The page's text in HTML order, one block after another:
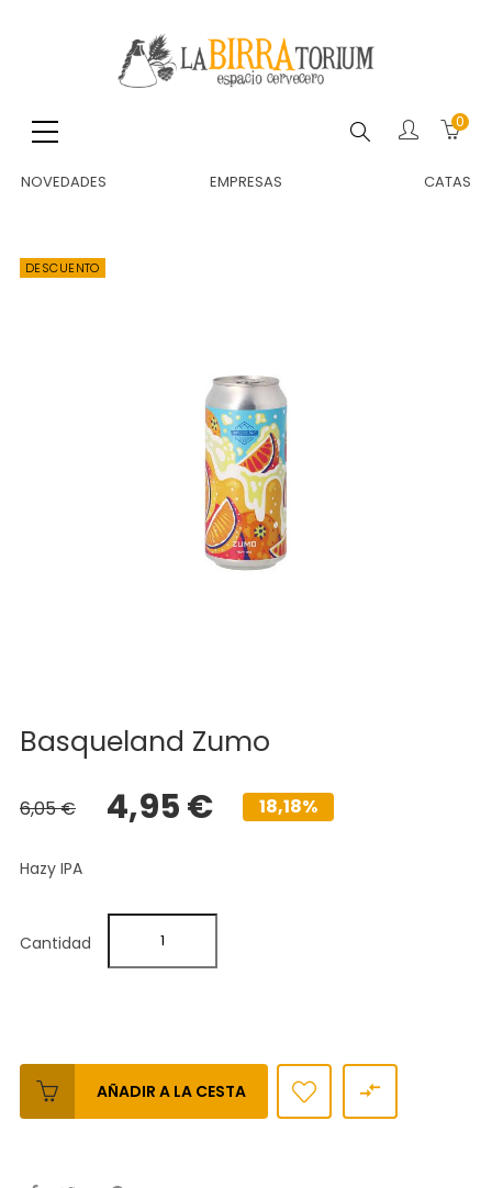
Buscar 0
NOVEDADES EMPRESAS CATAS
DESCUENTO
Basqueland Zumo
6,05 € 4,95 € 18,18%
Hazy IPA
Cantidad
AÑADIR A LA CESTA 